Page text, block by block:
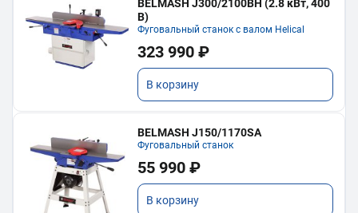
BELMASH J300/2100ВH (2.8 кВт, 400
В)
Фуговальный станок с валом Helical
323 990 ₽
В корзину
BELMASH J150/1170SA
Фуговальный станок
55 990 ₽
В корзину